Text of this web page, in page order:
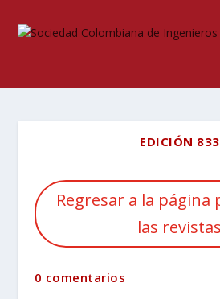
EDICIÓN 833
Regresar a la página
las revistas
0 comentarios